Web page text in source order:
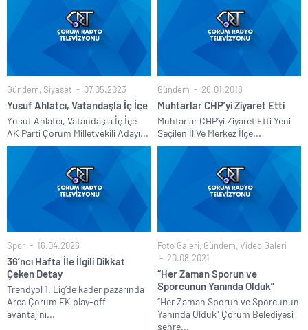
Gündem, Siyaset 07.05.2023
Yusuf Ahlatcı, Vatandaşla İç İçe
Yusuf Ahlatcı, Vatandaşla İç İçe
AK Parti Çorum Milletvekili Adayı...
Gündem 26.01.2018
Muhtarlar CHP’yi Ziyaret Etti
Muhtarlar CHP’yi Ziyaret Etti Yeni
Seçilen İl Ve Merkez İlçe...
Spor 16.04.2026
36’ncı Hafta İle İlgili Dikkat
Çeken Detay
Trendyol 1. Lig’de kader pazarında
Arca Çorum FK play-off
avantajını...
Foto Galeri, Gündem, Video Galeri
20.08.2021
“Her Zaman Sporun ve
Sporcunun Yanında Olduk”
“Her Zaman Sporun ve Sporcunun
Yanında Olduk” Çorum Belediyesi
şehre...